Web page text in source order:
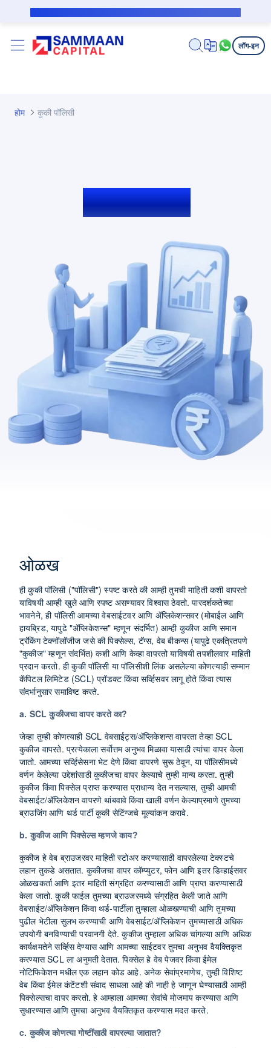
मुख्य घटक वगळा
लॉग-इन
होम कुकी पॉलिसी
कुकी पॉलिसी
ओळख
ही कुकी पॉलिसी ("पॉलिसी") स्पष्ट करते की आम्ही तुमची माहिती कशी वापरतो
याविषयी आम्ही खुले आणि स्पष्ट असण्यावर विश्वास ठेवतो. पारदर्शकतेच्या
भावनेने, ही पॉलिसी आमच्या वेबसाईटवर आणि ॲप्लिकेशन्सवर (मोबाईल आणि
हायब्रिड, यापुढे "ॲप्लिकेशन्स" म्हणून संदर्भित) आम्ही कुकीज आणि समान
ट्रॅकिंग टेक्नॉलॉजीज जसे की पिक्सेल्स, टॅग्स, वेब बीकन्स (यापुढे एकत्रितपणे
"कुकीज" म्हणून संदर्भित) कशी आणि केव्हा वापरतो याविषयी तपशीलवार माहिती
प्रदान करतो. ही कुकी पॉलिसी या पॉलिसीशी लिंक असलेल्या कोणत्याही सम्मान
कॅपिटल लिमिटेड (SCL) प्रॉडक्ट किंवा सर्व्हिसवर लागू होते किंवा त्यास
संदर्भानुसार समाविष्ट करते.
a. SCL कुकीजचा वापर करते का?
जेव्हा तुम्ही कोणत्याही SCL वेबसाईट्स/ॲप्लिकेशन्स वापरता तेव्हा SCL
कुकीज वापरते. प्रत्येकाला सर्वोत्तम अनुभव मिळावा यासाठी त्यांचा वापर केला
जातो. आमच्या सर्व्हिसेसना भेट देणे किंवा वापरणे सुरू ठेवून, या पॉलिसीमध्ये
वर्णन केलेल्या उद्देशांसाठी कुकीजचा वापर केल्याचे तुम्ही मान्य करता. तुम्ही
कुकीज किंवा पिक्सेल प्राप्त करण्यास प्राधान्य देत नसल्यास, तुम्ही आमची
वेबसाईट/ॲप्लिकेशन वापरणे थांबवावे किंवा खाली वर्णन केल्याप्रमाणे तुमच्या
ब्राउजिंग आणि थर्ड पार्टी कुकी सेटिंग्जचे मूल्यांकन करावे.
b. कुकीज आणि पिक्सेल्स म्हणजे काय?
कुकीज हे वेब ब्राउजरवर माहिती स्टोअर करण्यासाठी वापरलेल्या टेक्स्टचे
लहान तुकडे असतात. कुकीजचा वापर कॉम्प्युटर, फोन आणि इतर डिव्हाईसवर
ओळखकर्ता आणि इतर माहिती संग्रहित करण्यासाठी आणि प्राप्त करण्यासाठी
केला जातो. कुकी फाईल तुमच्या ब्राउजरमध्ये संग्रहित केली जाते आणि
वेबसाईट/ॲप्लिकेशन किंवा थर्ड-पार्टीला तुम्हाला ओळखण्याची आणि तुमच्या
पुढील भेटीला सुलभ करण्याची आणि वेबसाईट/ॲप्लिकेशन तुमच्यासाठी अधिक
उपयोगी बनविण्याची परवानगी देते. कुकीज तुम्हाला अधिक चांगल्या आणि अधिक
कार्यक्षमतेने सर्व्हिस देण्यास आणि आमच्या साईटवर तुमचा अनुभव वैयक्तिकृत
करण्यास SCL ला अनुमती देतात. पिक्सेल हे वेब पेजवर किंवा ईमेल
नोटिफिकेशन मधील एक लहान कोड आहे. अनेक सेवांप्रमाणेच, तुम्ही विशिष्ट
वेब किंवा ईमेल कंटेंटशी संवाद साधला आहे की नाही हे जाणून घेण्यासाठी आम्ही
पिक्सेल्सचा वापर करतो. हे आम्हाला आमच्या सेवांचे मोजमाप करण्यास आणि
सुधारण्यास आणि तुमचा अनुभव वैयक्तिकृत करण्यास मदत करते.
c. कुकीज कोणत्या गोष्टींसाठी वापरल्या जातात?